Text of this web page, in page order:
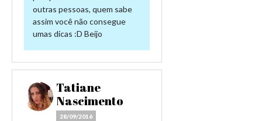
outras pessoas, quem sabe
assim você não consegue
umas dicas :D Beijo
Tatiane
Nascimento
28/09/2016